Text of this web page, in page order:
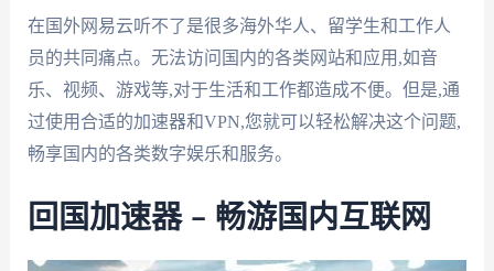
在国外网易云听不了是很多海外华人、留学生和工作人
员的共同痛点。无法访问国内的各类网站和应用,如音
乐、视频、游戏等,对于生活和工作都造成不便。但是,通
过使用合适的加速器和VPN,您就可以轻松解决这个问题,
畅享国内的各类数字娱乐和服务。
回国加速器 – 畅游国内互联网